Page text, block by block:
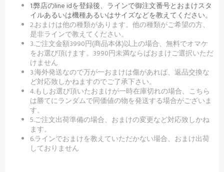
1.弊店のline idを登録後、ラインで御注文番号とおまけスタ
イルあるいは機種あるいはサイズなどを教えてください。
2.おまけは他の種類があります。他の種類がご希望の方、
是非ラインで教えてください。
3.ご注文金額3990円(商品本体)以上の場合、無料でオマケ
をお選び頂けます。3990円未満ならばおまけご選択いただ
けません
3.海外発送なので万が一おまけは傷があれば、返品交換な
ど対応致しかねますのでご了承下さい。
4.もしお選び頂いたおまけが一時在庫切れの場合、こちら
は勝てにランダムで同価値の物を発送する場合がございま
す。
5.ご注文出荷準備の場合、おまけの変更など対応致しかね
ます。
6.ラインでおまけを教えていただかない場合、おまけ出荷
しておりません